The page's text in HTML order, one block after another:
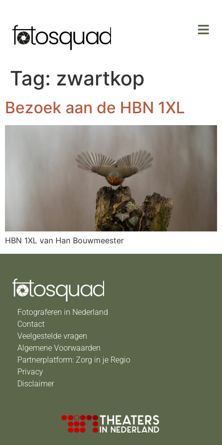
Tag: zwartkop
Bezoek aan de HBN 1XL
HBN 1XL van Han Bouwmeester
Fotograferen in Nederland
Contact
Veelgestelde vragen
Algemene Voorwaarden
Partnerplatform: Zorg in je Regio
Privacy
Disclaimer